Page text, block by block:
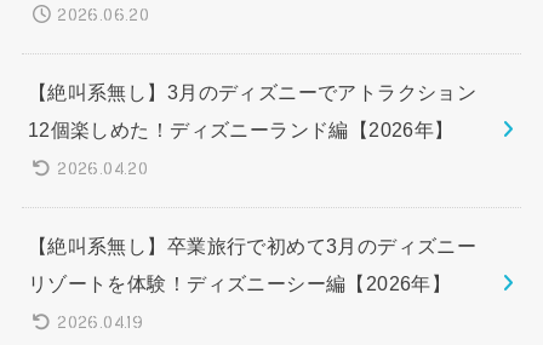
2026.06.20
【絶叫系無し】3月のディズニーでアトラクション
12個楽しめた！ディズニーランド編【2026年】
2026.04.20
【絶叫系無し】卒業旅行で初めて3月のディズニー
リゾートを体験！ディズニーシー編【2026年】
2026.04.19